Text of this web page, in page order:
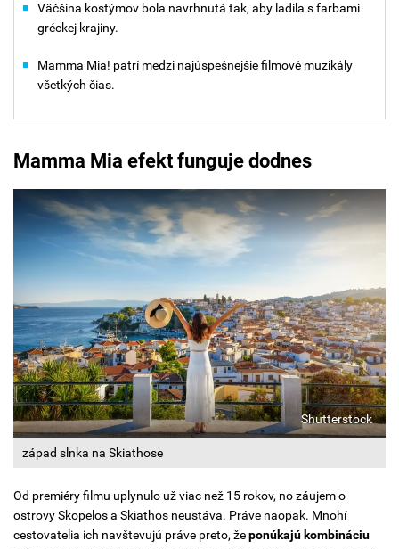
Väčšina kostýmov bola navrhnutá tak, aby ladila s farbami
gréckej krajiny.
Mamma Mia! patrí medzi najúspešnejšie filmové muzikály
všetkých čias.
Mamma Mia efekt funguje dodnes
západ slnka na Skiathose
Shutterstock
Od premiéry filmu uplynulo už viac než 15 rokov, no záujem o
ostrovy Skopelos a Skiathos neustáva. Práve naopak. Mnohí
cestovatelia ich navštevujú práve preto, žeponúkajú kombináciu